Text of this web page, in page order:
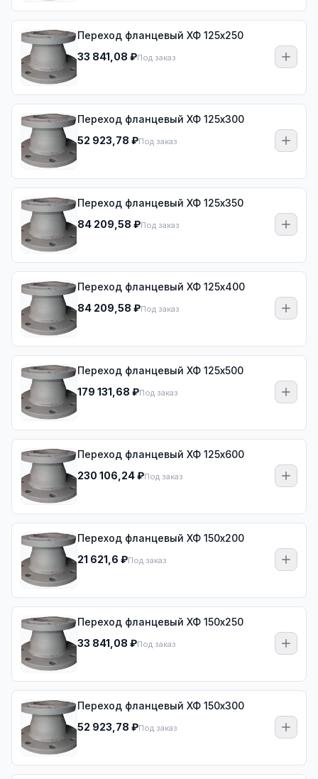
Переход фланцевый ХФ 125х250
33 841,08 ₽Под заказ
Переход фланцевый ХФ 125х300
52 923,78 ₽Под заказ
Переход фланцевый ХФ 125х350
84 209,58 ₽Под заказ
Переход фланцевый ХФ 125х400
84 209,58 ₽Под заказ
Переход фланцевый ХФ 125х500
179 131,68 ₽Под заказ
Переход фланцевый ХФ 125х600
230 106,24 ₽Под заказ
Переход фланцевый ХФ 150х200
21 621,6 ₽Под заказ
Переход фланцевый ХФ 150х250
33 841,08 ₽Под заказ
Переход фланцевый ХФ 150х300
52 923,78 ₽Под заказ